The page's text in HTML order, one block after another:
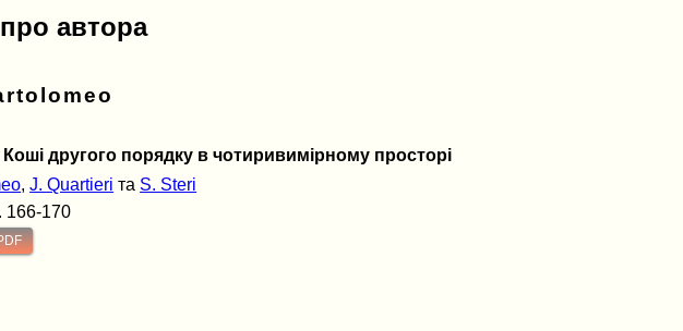
автора
Коші другого порядку в чотиривимірному просторі
,J. Quartieri та S. Steri
166-170